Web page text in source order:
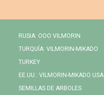
RUSIA: OOO VILMORIN
TURQUÍA: VILMORIN-MIKADO
TURKEY
EE.UU.: VILMORIN-MIKADO USA
SEMILLAS DE ARBOLES